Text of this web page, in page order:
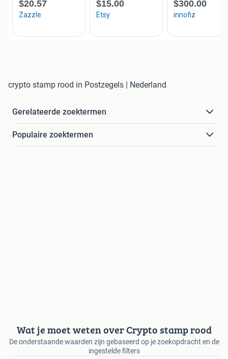
crypto stamp rood in Postzegels | Nederland
Gerelateerde zoektermen
Populaire zoektermen
Wat je moet weten over Crypto stamp rood
De onderstaande waarden zijn gebaseerd op je zoekopdracht en de
ingestelde filters